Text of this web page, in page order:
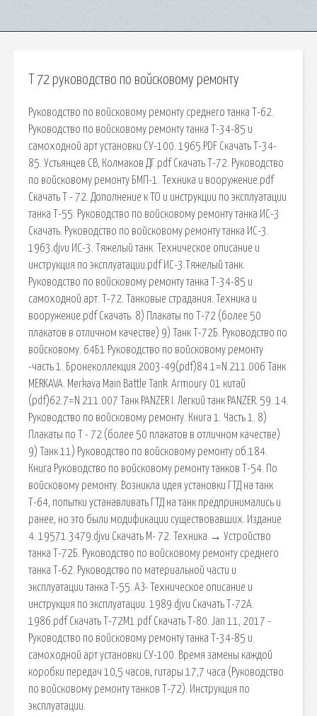
Т 72 руководство по войсковому ремонту
Руководство по войсковому ремонту среднего танка Т-62.
Руководство по войсковому ремонту танка Т-34-85 и
самоходной арт установки СУ-100. 1965.PDF Скачать Т-34-
85. Устьянцев СВ, Колмаков ДГ.pdf Скачать Т-72. Руководство
по войсковому ремонту БМП-1. Техника и вооружение.pdf
Скачать Т - 72. Дополнение к ТО и инструкции по эксплуатации
танка Т-55. Руководство по войсковому ремонту танка ИС-3
Скачать. Руководство по войсковому ремонту танка ИС-3.
1963.djvu ИС-3. Тяжелый танк. Техническое описание и
инструкция по эксплуатации.pdf ИС-3.Тяжелый танк.
Руководство по войсковому ремонту танка Т-34-85 и
самоходной арт. Т-72. Танковые страдания. Техника и
вооружение.pdf Скачать. 8) Плакаты по Т-72 (более 50
плакатов в отличном качестве) 9) Танк Т-72Б. Руководство по
войсковому. 64Б1 Руководство по войсковому ремонту
-часть 1. Бронеколлекция 2003-49(pdf)84.1=N 211.006 Танк
MERKAVA. Merkava Main Battle Tank. Armoury 01 китай
(pdf)62.7=N 211.007 Танк PANZER I. Легкий танк PANZER. 59. 14.
Руководство по войсковому ремонту. Книга 1. Часть 1. 8)
Плакаты по Т - 72 (более 50 плакатов в отличном качестве)
9) Танк 11) Руководство по войсковому ремонту об.184.
Книга Руководство по войсковому ремонту танков Т-54. По
войсковому ремонту. Возникла идея установки ГТД на танк
Т-64, попытки устанавливать ГТД на танк предпринимались и
ранее, но это были модификации существовавших. Издание
4. 19571.3479.djvu Скачать М- 72. Техника → Устройство
танка Т-72Б. Руководство по войсковому ремонту среднего
танка Т-62. Руководство по материальной части и
эксплуатации танка Т-55. АЗ- Техническое описание и
инструкция по эксплуатации. 1989.djvu Скачать Т-72А.
1986.pdf Скачать Т-72М1.pdf Скачать Т-80. Jan 11, 2017 -
Руководство по войсковому ремонту танка Т-34-85 и
самоходной арт установки СУ-100. Время замены каждой
коробки передач 10,5 часов, гитары 17,7 часа (Руководство
по войсковому ремонту танков Т-72). Инструкция по
эксплуатации.